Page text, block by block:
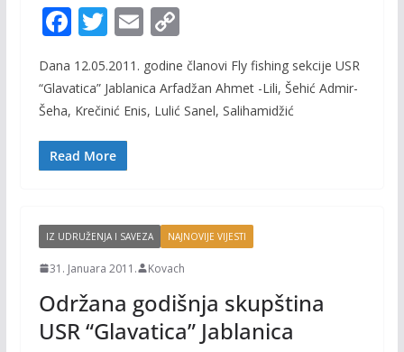
F
e
b
o
o
T
itt
er
E
m
ai
l
C
o
p
y
Dana 12.05.2011. godine članovi Fly fishing sekcije USR
“Glavatica” Jablanica Arfadžan Ahmet -Lili, Šehić Admir-
Šeha, Krečinić Enis, Lulić Sanel, Salihamidžić
Read More
IZ UDRUŽENJA I SAVEZA NAJNOVIJE VIJESTI
31. Januara 2011. Kovach
Održana godišnja skupština
USR “Glavatica” Jablanica